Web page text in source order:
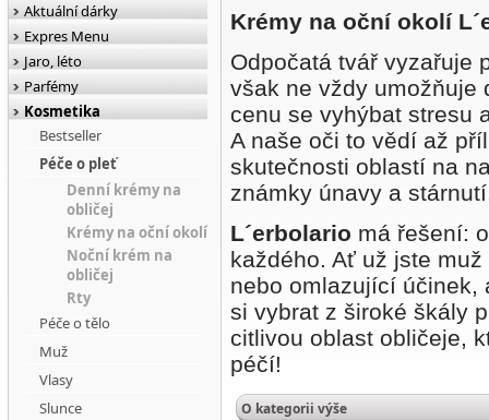
Krémy na oční okolí
Odpočatá tvář vyzařuje
však ne vždy umožňuje
cenu se vyhýbat stresu
A naše oči to vědí až
skutečnosti oblastí na
známky únavy a
L´erbolario má řešení:
každého. Ať už jste
nebo omlazující
si vybrat z široké škály
citlivou oblast obličeje,
péčí!
O kategorii výše
Aktuální dárky
Expres Menu
Jaro, léto
Parfémy
Kosmetika
Bestseller
Péče o pleť
Denní krémy na
obličej
Krémy na oční okolí
Noční krém na
obličej
Rty
Péče o tělo
Muž
Vlasy
Slunce